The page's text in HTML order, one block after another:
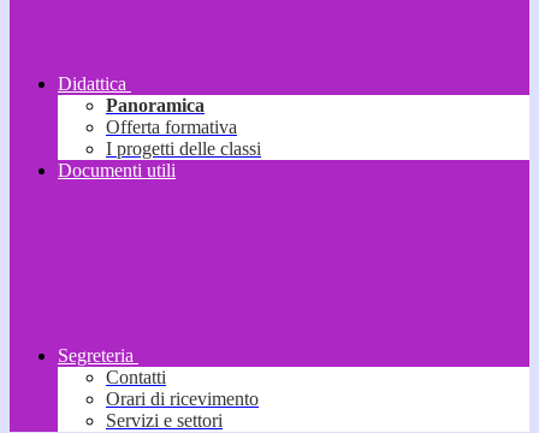
Didattica
Panoramica
Offerta formativa
I progetti delle classi
Documenti utili
Segreteria
Contatti
Orari di ricevimento
Servizi e settori